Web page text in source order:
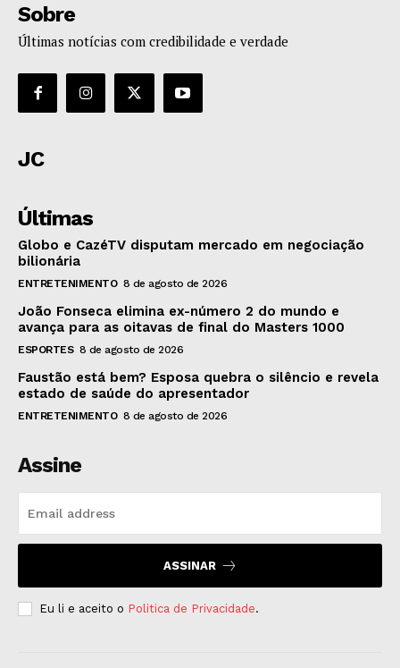
Sobre
Últimas notícias com credibilidade e verdade
JC
Últimas
Globo e CazéTV disputam mercado em negociação
bilionária
ENTRETENIMENTO 8 de agosto de 2026
João Fonseca elimina ex-número 2 do mundo e
avança para as oitavas de final do Masters 1000
ESPORTES 8 de agosto de 2026
Faustão está bem? Esposa quebra o silêncio e revela
estado de saúde do apresentador
ENTRETENIMENTO 8 de agosto de 2026
Assine
ASSINAR
Eu li e aceito o Politica de Privacidade.